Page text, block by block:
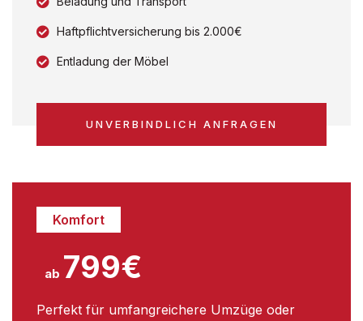
Haftpflichtversicherung bis 2.000€
Entladung der Möbel
UNVERBINDLICH ANFRAGEN
Komfort
ab 799€
Perfekt für umfangreichere Umzüge oder